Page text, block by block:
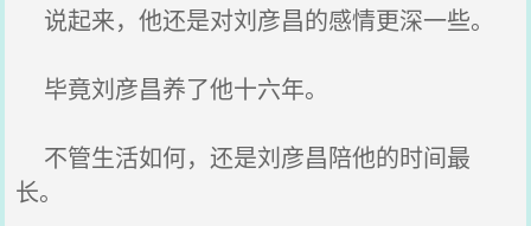
说起来，他还是对刘彦昌的感情更深一些。
毕竟刘彦昌养了他十六年。
不管生活如何，还是刘彦昌陪他的时间最
长。